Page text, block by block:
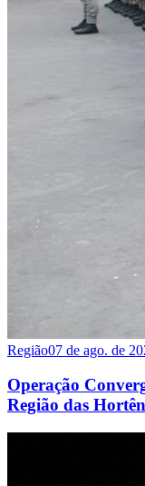
Região07 de ago. de
Operação
Região das